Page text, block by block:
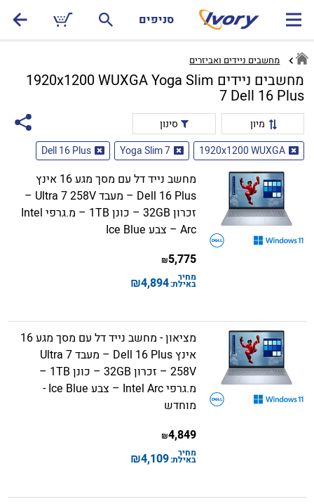
סניפים
מחשבים ניידים ואביזרים
מחשבים ניידים 1920x1200 WUXGA Yoga Slim
7 Dell 16 Plus
מיון
סינון
1920x1200 WUXGA
Yoga Slim 7
Dell 16 Plus
מחשב נייד דל עם מסך מגע 16 אינץ
Dell 16 Plus – מעבד Ultra 7 258V –
זכרון 32GB – כונן 1TB – מ.גרפי Intel
Arc – צבע Ice Blue
5,775
₪
מחיר
באילת:4,894
₪
מציאון - מחשב נייד דל עם מסך מגע 16
אינץ Dell 16 Plus – מעבד Ultra 7
258V – זכרון 32GB – כונן 1TB –
מ.גרפי Intel Arc – צבע Ice Blue -
מוחדש
4,849
₪
מחיר
באילת:4,109
₪